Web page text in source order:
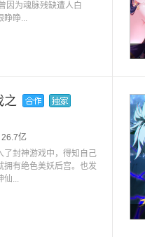
因为魂脉残缺遭人白
睁睁...
之
26.7亿
了封神游戏中，得知自己
拥有绝色美妖后宫。也发
仙...